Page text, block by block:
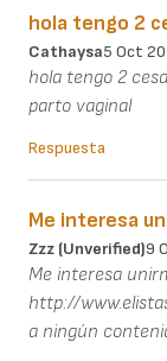
hola tengo 2
Cathaysa5 Oct
hola tengo 2
parto vaginal
Respuesta
Me interesa
Zzz (unverified)9
Me interesa
http://
a ningún